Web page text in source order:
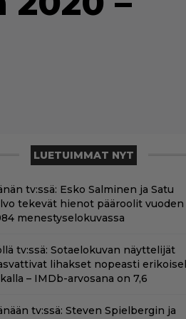
LUETUIMMAT NYT
tv:ssä: Esko Salminen ja Satu
tekevät hienot pääroolit vuoden
menestyselokuvassa
tv:ssä: Sotaelokuvan näyttelijät
lihakset nopeasti
– IMDb-arvosana on 7,6
tv:ssä: Steven Spielbergin ja